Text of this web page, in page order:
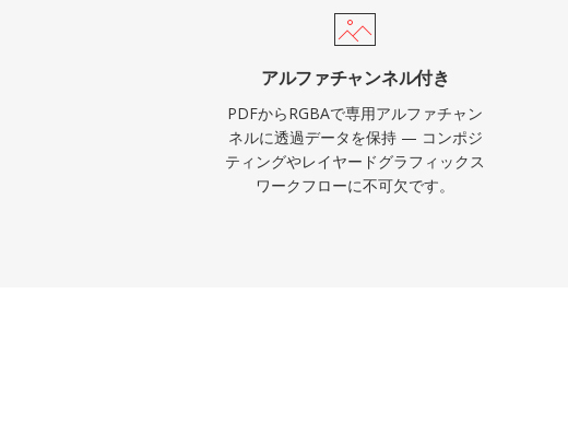
アルファチャンネル付き
PDFからRGBAで専用アルファチャン
ネルに透過データを保持 — コンポジ
ティングやレイヤードグラフィックス
ワークフローに不可欠です。